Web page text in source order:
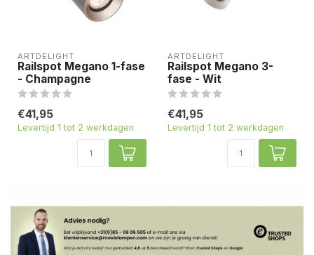
ARTDELIGHT
Railspot Megano 1-fase
- Champagne
€41,95
Levertijd 1 tot 2 werkdagen
ARTDELIGHT
Railspot Megano 3-
fase - Wit
€41,95
Levertijd 1 tot 2 werkdagen